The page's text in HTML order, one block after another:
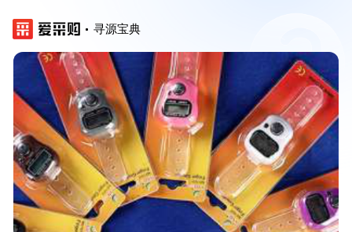
寻源宝典